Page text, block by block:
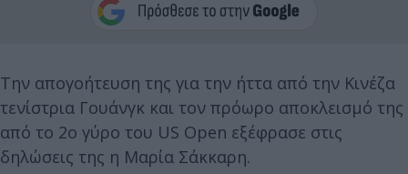
Την απογοήτευση της για την ήττα από την Κινέζα
τενίστρια Γουάνγκ και τον πρόωρο αποκλεισμό της
από το 2ο γύρο του US Open εξέφρασε στις
δηλώσεις της η Μαρία Σάκκαρη.